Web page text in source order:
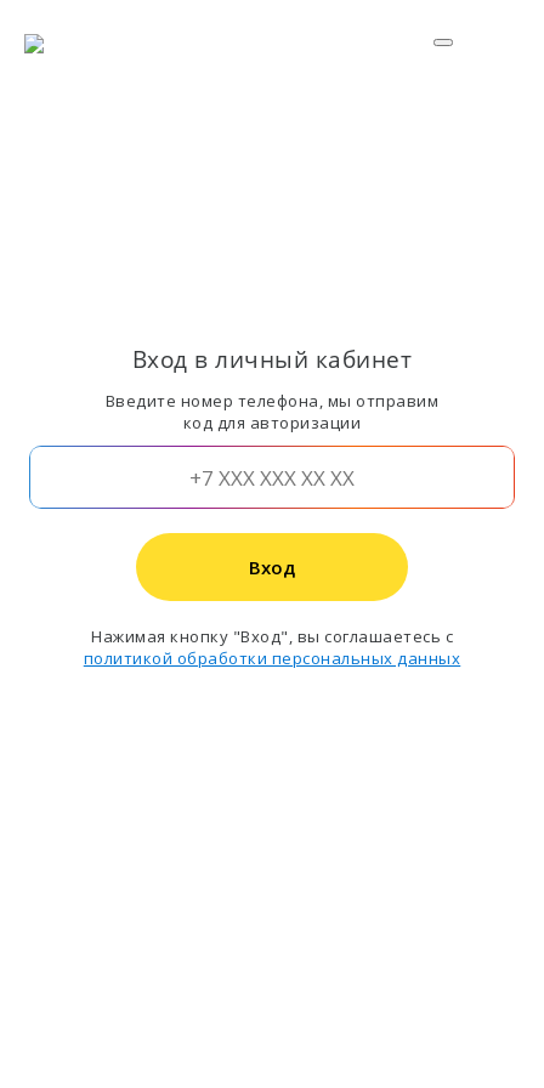
Вход в личный кабинет
Введите номер телефона, мы отправим
код для авторизации
Вход
Нажимая кнопку "Вход", вы соглашаетесь с
политикой обработки персональных данных